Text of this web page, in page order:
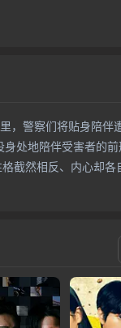
，警察们将贴身陪伴
处地陪伴受害者的前
截然相反、内心却各